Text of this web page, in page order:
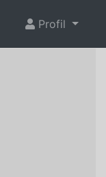
Profil